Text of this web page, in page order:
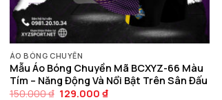
ÁO BÓNG CHUYỀN
Mẫu Áo Bóng Chuyền Mã BCXYZ-66 Màu
Tím – Năng Động Và Nổi Bật Trên Sân Đấu
150.000₫ Giá
129.000₫Giá